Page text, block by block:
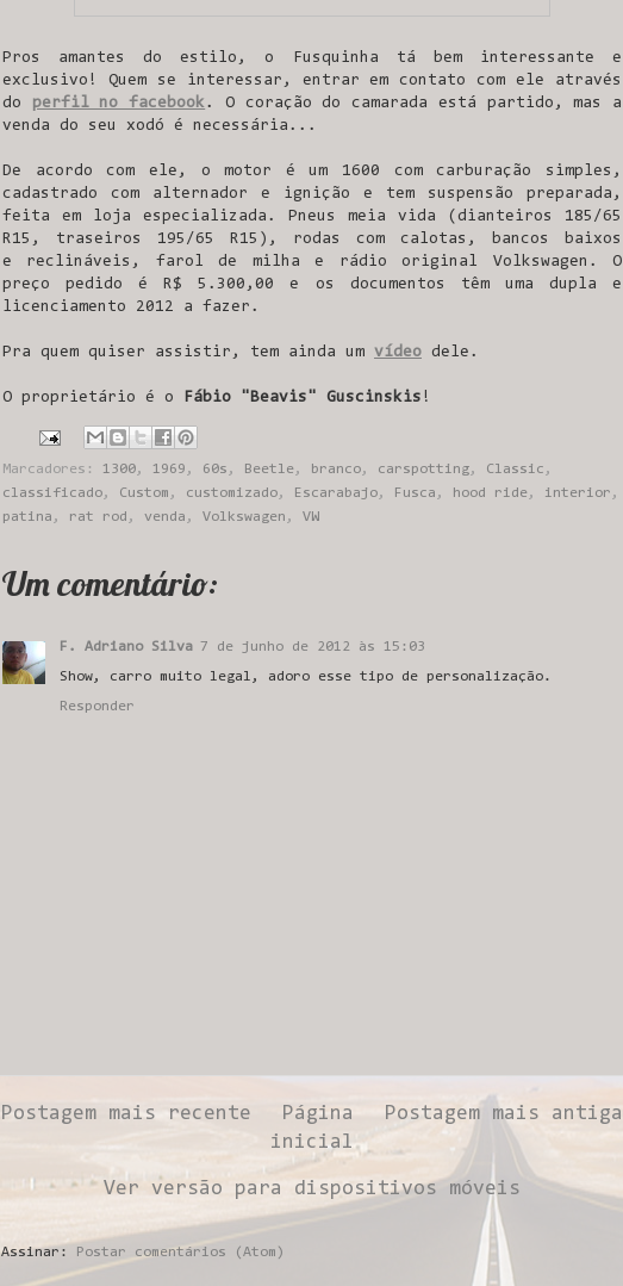
Pros amantes do estilo, o Fusquinha tá bem interessante e
exclusivo! Quem se interessar, entrar em contato com ele através
do perfil no facebook . O coração do camarada está partido, mas a
venda do seu xodó é necessária...
De acordo com ele, o motor é um 1600 com carburação simples,
cadastrado com alternador e ignição e tem suspensão preparada,
feita em loja especializada. Pneus meia vida (dianteiros 185/65
R15, traseiros 195/65 R15), rodas com calotas, bancos baixos
e reclináveis, farol de milha e rádio original Volkswagen. O
preço pedido é R$ 5.300,00 e os documentos têm uma dupla e
licenciamento 2012 a fazer.
Pra quem quiser assistir, tem ainda um vídeo dele.
O proprietário é o Fábio "Beavis" Guscinskis !
Marcadores: 1300, 1969 , 60s , Beetle, branco, carspotting, Classic ,
classificado, Custom , customizado, Escarabajo, Fusca , hood ride, interior ,
patina , rat rod , venda , Volkswagen , VW
Um comentário:
F. Adriano Silva 7 de junho de 2012 às 15:03
Show, carro muito legal, adoro esse tipo de personalização.
Responder
Postagem mais recente Postagem mais antiga
Página
inicial
Ver versão para dispositivos móveis
Assinar: Postar comentários (Atom)